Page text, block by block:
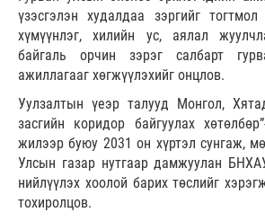
үзэсгэлэн худалдаа зэргийг
хүмүүнлэг, хилийн ус, аялал
байгаль орчин зэрэг салбарт
ажиллагааг хөгжүүлэхийг онцлов.
Уулзалтын үеэр талууд Монгол,
засгийн коридор байгуулах
жилээр буюу 2031 он хүртэл сунгаж,
Улсын газар нутгаар дамжуулан
нийлүүлэх хоолой барих төслийг
тохиролцов.